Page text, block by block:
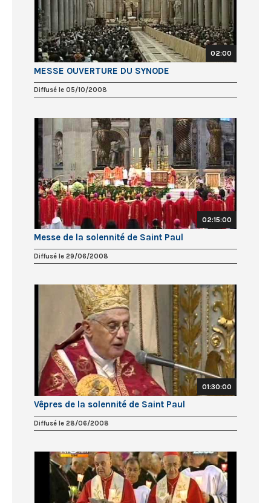
02:00
MESSE OUVERTURE DU SYNODE
Diffusé le 05/10/2008
02:15:00
Messe de la solennité de Saint Paul
Diffusé le 29/06/2008
01:30:00
Vêpres de la solennité de Saint Paul
Diffusé le 28/06/2008